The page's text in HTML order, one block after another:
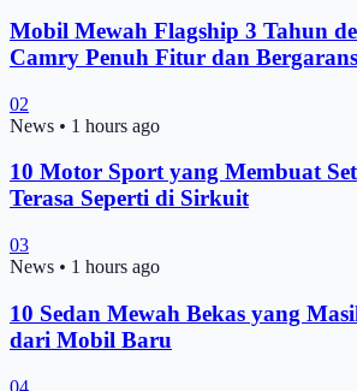
Mobil Mewah Flagship 3 Tahun
Camry Penuh Fitur dan
02
News • 1 hours ago
10 Motor Sport yang Membuat
Terasa Seperti di Sirkuit
03
News • 1 hours ago
10 Sedan Mewah Bekas yang
dari Mobil Baru
04